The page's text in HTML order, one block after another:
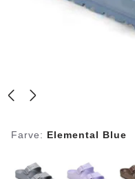
Farve: Elemental Blue